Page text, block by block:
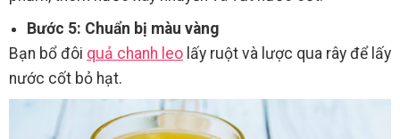
Bước 5: Chuẩn bị màu vàng
Bạn bổ đôi quả chanh leo lấy ruột và lược qua rây để lấy
nước cốt bỏ hạt.